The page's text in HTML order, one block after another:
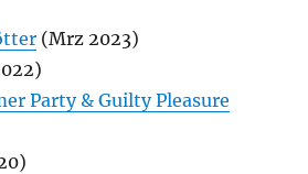
(Mrz 2023)
Party & Guilty Pleasure